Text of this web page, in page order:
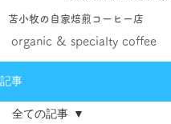
苫小牧の自家焙煎コーヒー店
organic & specialty coffee
記事
全ての記事